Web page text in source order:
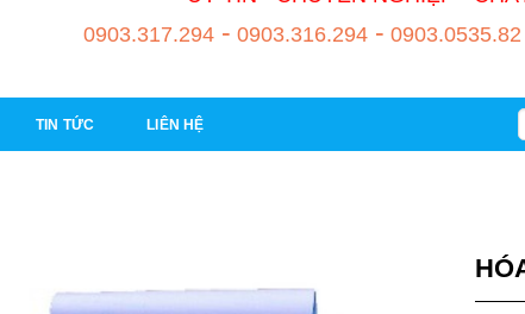
0903.317.294 - 0903.316.294 - 0903.0535.82
TIN TỨC LIÊN HỆ